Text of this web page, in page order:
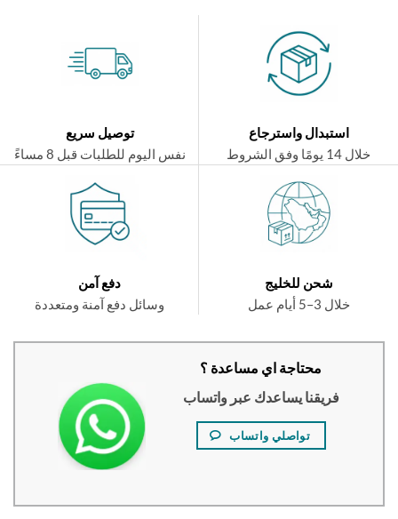
استبدال واسترجاع
توصيل سريع
نفس اليوم للطلبات قبل 8 مساءً
شحن للخليج
دفع آمن
وسائل دفع آمنة ومتعددة
محتاجة اي مساعدة ؟
فريقنا يساعدك عبر واتساب
تواصلي واتساب